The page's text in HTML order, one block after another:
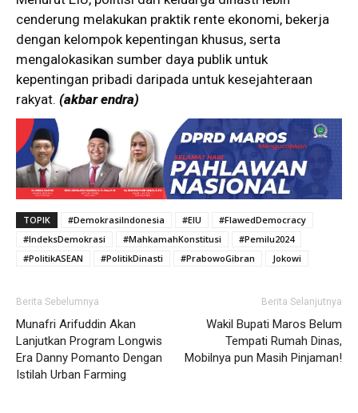
cenderung melakukan praktik rente ekonomi, bekerja
dengan kelompok kepentingan khusus, serta
mengalokasikan sumber daya publik untuk
kepentingan pribadi daripada untuk kesejahteraan
rakyat. (akbar endra)
TOPIK #DemokrasiIndonesia #EIU
#FlawedDemocracy
#IndeksDemokrasi
#MahkamahKonstitusi
#Pemilu2024
#PolitikASEAN
#PolitikDinasti #PrabowoGibran Jokowi
Berita Sebelumnya
Munafri Arifuddin Akan
Lanjutkan Program Longwis
Era Danny Pomanto Dengan
Istilah Urban Farming
Berita Selanjutnya
Wakil Bupati Maros Belum
Tempati Rumah Dinas,
Mobilnya pun Masih Pinjaman!